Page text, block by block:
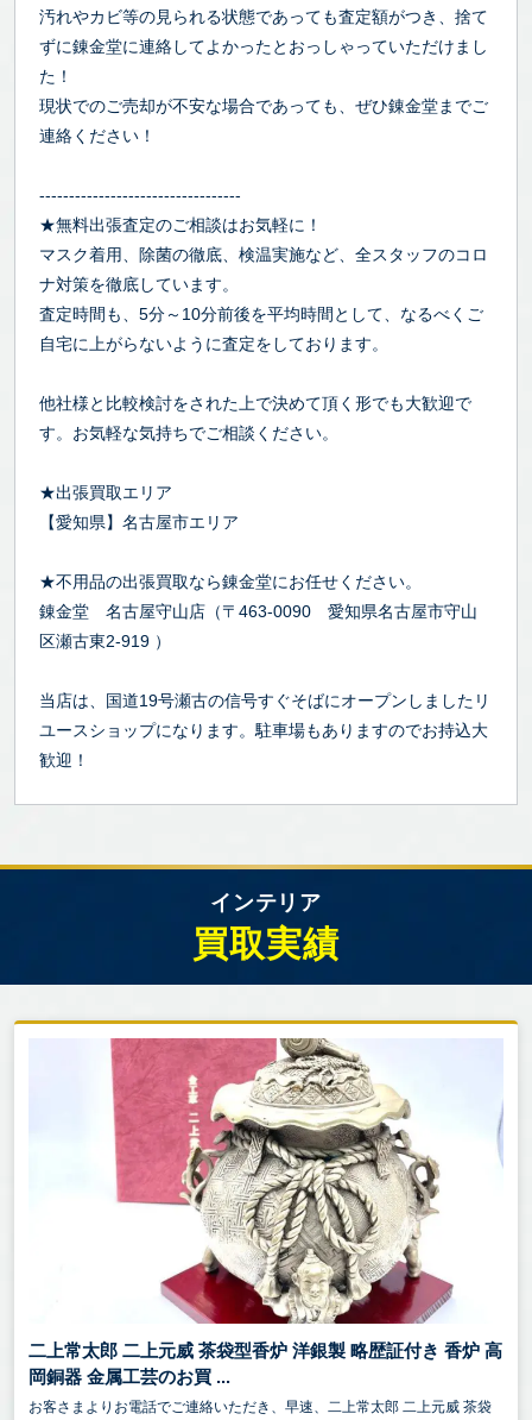
汚れやカビ等の見られる状態であっても査定額がつき、捨て
ずに錬金堂に連絡してよかったとおっしゃっていただけまし
た！
現状でのご売却が不安な場合であっても、ぜひ錬金堂までご
連絡ください！
----------------------------------
★無料出張査定のご相談はお気軽に！
マスク着用、除菌の徹底、検温実施など、全スタッフのコロ
ナ対策を徹底しています。
査定時間も、5分～10分前後を平均時間として、なるべくご
自宅に上がらないように査定をしております。
他社様と比較検討をされた上で決めて頂く形でも大歓迎で
す。お気軽な気持ちでご相談ください。
★出張買取エリア
【愛知県】名古屋市エリア
★不用品の出張買取なら錬金堂にお任せください。
錬金堂 名古屋守山店（〒463-0090 愛知県名古屋市守山
区瀬古東2-919 ）
当店は、国道19号瀬古の信号すぐそばにオープンしましたリ
ユースショップになります。駐車場もありますのでお持込大
歓迎！
インテリア
買取実績
二上常太郎 二上元威 茶袋型香炉 洋銀製 略歴証付き 香炉 高
岡銅器 金属工芸のお買 ...
お客さまよりお電話でご連絡いただき、早速、二上常太郎 二上元威 茶袋